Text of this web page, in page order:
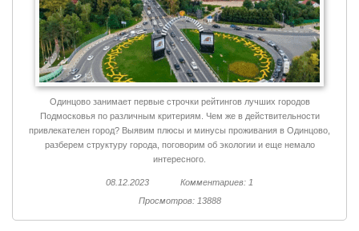
Одинцово занимает первые строчки рейтингов лучших городов
Подмосковья по различным критериям. Чем же в действительности
привлекателен город? Выявим плюсы и минусы проживания в Одинцово,
разберем структуру города, поговорим об экологии и еще немало
интересного.
08.12.2023
Комментариев: 1
Просмотров: 13888